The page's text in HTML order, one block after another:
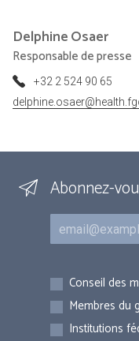
DelphineOsaer
Responsable de presse
+32 2 524 90 65
Abonnez-
Courriel
Inscriptions
Conseil des
Membres du
Institutions